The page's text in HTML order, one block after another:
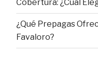
Cobertura: ¿Cuál
¿Qué Prepagas
Favaloro?